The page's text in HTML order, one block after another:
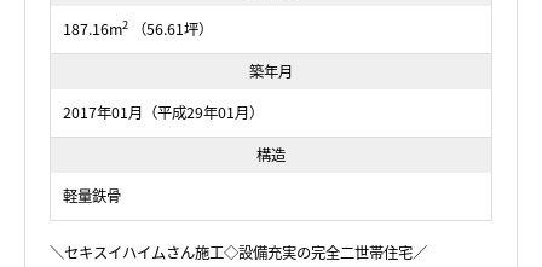
187.16m2
（56.61坪）
築年月
2017年01月（平成29年01月）
構造
軽量鉄骨
＼セキスイハイムさん施工◇設備充実の完全二世帯住宅／